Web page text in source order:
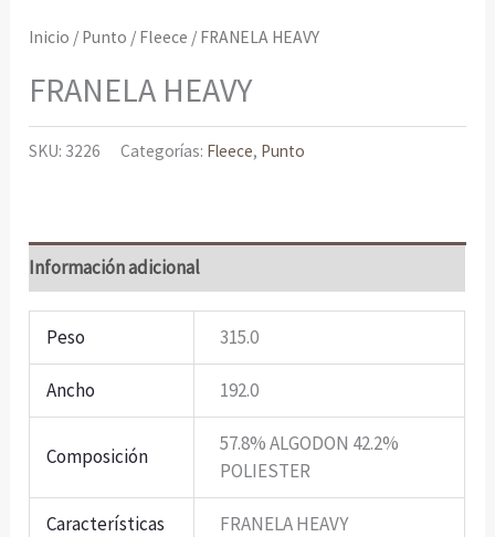
Inicio / Punto / Fleece / FRANELA HEAVY
FRANELA HEAVY
SKU: 3226 Categorías: Fleece, Punto
Información adicional
Peso 315.0
Ancho 192.0
Composición
57.8% ALGODON 42.2%
POLIESTER
Características FRANELA HEAVY